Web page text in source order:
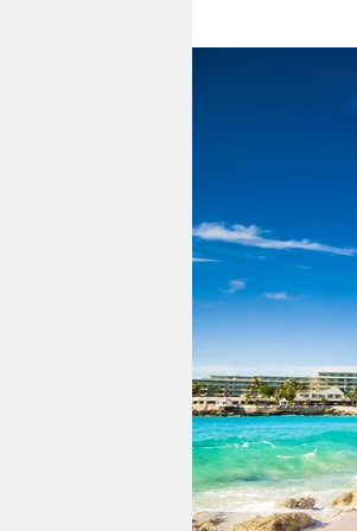
nord
veranstaltungen
shop
fragen & hilfe
unterstützen
abo
genossenschaft